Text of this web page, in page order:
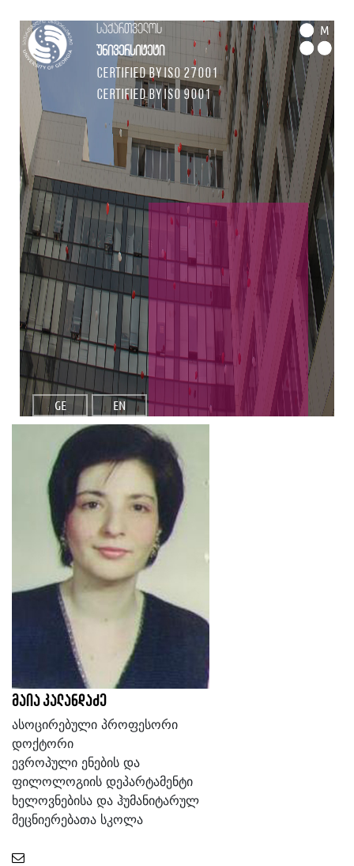
საქართველოს
უნივერსიტეტი
Certified by ISO 27001
Certified by ISO 9001
M
GE EN
მაია კალანდაძე
ასოცირებული პროფესორი
დოქტორი
ევროპული ენების და
ფილოლოგიის დეპარტამენტი
ხელოვნებისა და ჰუმანიტარულ
მეცნიერებათა სკოლა